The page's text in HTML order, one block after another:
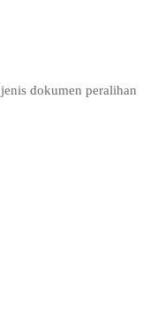
dokumen peralihan